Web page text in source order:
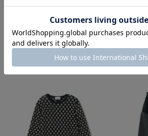
30,800 20,900